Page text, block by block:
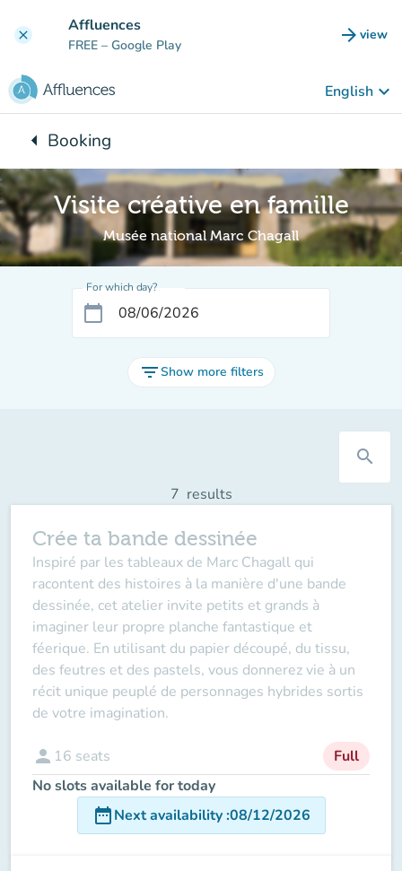
clear Affluences
FREE – Google Play arrow_forward view
(new
English keyboard_arrow_down
arrow_leftBack to:
Booking
Visite créative en famille
Musée national Marc Chagall
For which day?
calendar_today
filter_listShow more filters
search
7 results
Crée ta bande dessinée
Inspiré par les tableaux de Marc Chagall qui
racontent des histoires à la manière d'une bande
dessinée, cet atelier invite petits et grands à
imaginer leur propre planche fantastique et
féerique. En utilisant du papier découpé, du tissu,
des feutres et des pastels, vous donnerez vie à un
récit unique peuplé de personnages hybrides sortis
de votre imagination.
person 16 seats
Full
No slots available for today
date_rangeNext availability:08/12/2026